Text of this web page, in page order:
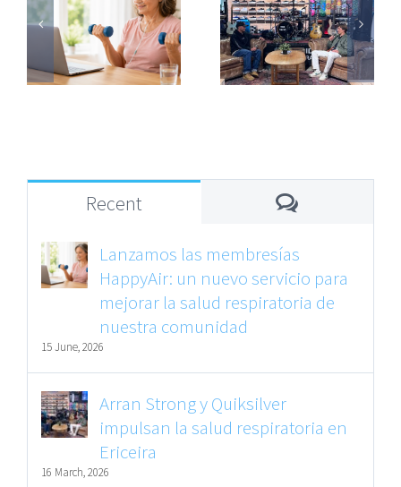
Quiksilver
impulsan la
salud
respiratoria en
todo a mujeres
de mediana
edad, pero
sigue siendo
Recent Comments
Lanzamos las membresías
HappyAir: un nuevo servicio para
mejorar la salud respiratoria de
nuestra comunidad
15 June, 2026
Arran Strong y Quiksilver
impulsan la salud respiratoria en
Ericeira
16 March, 2026